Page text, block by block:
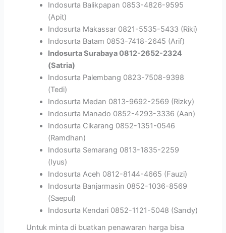
Indosurta Balikpapan 0853-4826-9595
(Apit)
Indosurta Makassar 0821-5535-5433 (Riki)
Indosurta Batam 0853-7418-2645 (Arif)
Indosurta Surabaya 0812-2652-2324
(Satria)
Indosurta Palembang 0823-7508-9398
(Tedi)
Indosurta Medan 0813-9692-2569 (Rizky)
Indosurta Manado 0852-4293-3336 (Aan)
Indosurta Cikarang 0852-1351-0546
(Ramdhan)
Indosurta Semarang 0813-1835-2259
(Iyus)
Indosurta Aceh 0812-8144-4665 (Fauzi)
Indosurta Banjarmasin 0852-1036-8569
(Saepul)
Indosurta Kendari 0852-1121-5048 (Sandy)
Untuk minta di buatkan penawaran harga bisa